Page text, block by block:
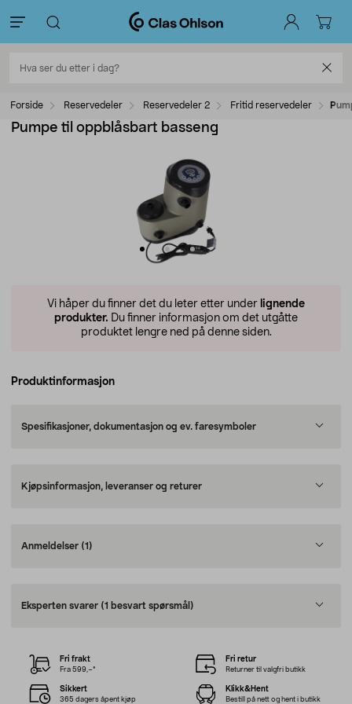
Forside Reservedeler Reservedeler 2 Fritid reservedeler
Pumpe til oppblåsbart basseng
Vi håper du finner det du leter etter under lignende
produkter. Du finner informasjon om det utgåtte
produktet lengre ned på denne siden.
Produktinformasjon
Spesifikasjoner, dokumentasjon og ev. faresymboler
Kjøpsinformasjon, leveranser og returer
Anmeldelser (1)
Eksperten svarer (1 besvart spørsmål)
Fri frakt
Fra 599,–*
Fri retur
Returner til valgfri butikk
Sikkert
365 dagers åpent kjøp
Klikk&Hent
Bestill på nett og hent i butikk